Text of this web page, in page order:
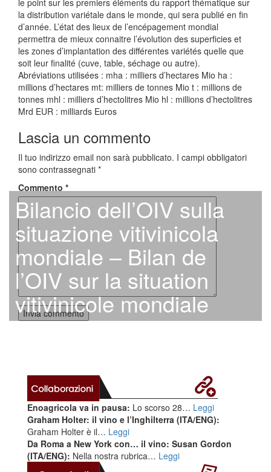
Bilancio dell’OIV sulla
situazione vitivinicola
mondiale – Bilan de
l’OIV sur la situation
vitivinicole mondiale
la distribution variétale dans le monde, qui sera publié en fin
d’année. L’état des lieux de l’encépagement mondial
permettra de mieux connaitre l’évolution des superficies et
les zones d’implantation des différentes variétés quelle que
soit leur finalité (cuve, table, séchage ou autre).
Abréviations utilisées : mha : milliers d’hectares Mio ha :
millions d’hectares mt: milliers de tonnes Mio t : millions de
tonnes mhl : milliers d’hectolitres Mio hl : millions d’hectolitres
Mrd EUR : milliards Euros
Lascia un commento
Il tuo indirizzo email non sarà pubblicato. I campi obbligatori
sono contrassegnati *
Commento *
Enoagricola va in pausa: Lo scorso 28… Leggi
Graham Holter: il vino e l’Inghilterra (ITA/ENG):
Graham Holter è il… Leggi
Da Roma a New York con… il vino: Susan Gordon
(ITA/ENG): Nella nostra rubrica… Leggi